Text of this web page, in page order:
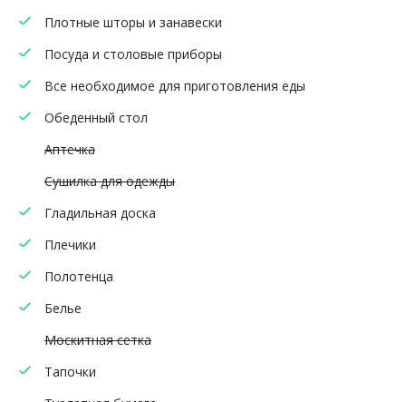
Плотные шторы и занавески
Посуда и столовые приборы
Все необходимое для приготовления еды
Обеденный стол
Аптечка
Сушилка для одежды
Гладильная доска
Плечики
Полотенца
Белье
Москитная сетка
Тапочки